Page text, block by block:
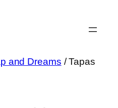
and Dreams / Tapas